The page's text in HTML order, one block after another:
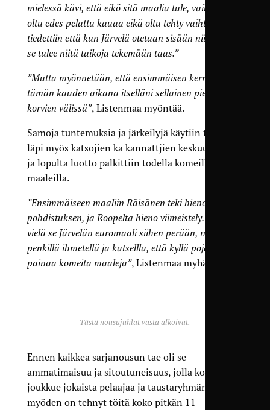
mielessä kävi, että eikö sitä maalia tule, vaikka ei
oltu edes pelattu kauaa eikä oltu tehty vaihtoja, ja
tiedettiin että kun Järvelä otetaan sisään niin kyllä
se tulee niitä taikoja tekemään taas.”
”Mutta myönnetään, että ensimmäisen kerran
tämän kauden aikana itselläni sellainen pieni pelko
korvien välissä”, Listenmaa myöntää.
Samoja tuntemuksia ja järkeilyjä käytiin taatusti
läpi myös katsojien ka kannattjien keskuudessa,
ja lopulta luotto palkittiin todella komeilla
maaleilla.
”Ensimmäiseen maaliin Räisänen teki hienonen
pohdistuksen, ja Roopelta hieno viimeistely. Sitten
vielä se Järvelän euromaali siihen perään, niin sai
penkillä ihmetellä ja katsellla, että kyllä pojat
painaa komeita maaleja”, Listenmaa myhäilee.
Tästä nousujuhlat vasta alkoivat.
Ennen kaikkea sarjanousun tae oli se
ammatimaisuu ja sitoutuneisuus, jolla koko
joukkue jokaista pelaajaa ja taustaryhmän jäsentä
myöden on tehnyt töitä koko pitkän 11